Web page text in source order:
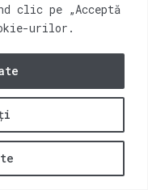
clic pe „Acceptă
urilor.
Cluj-Napoca
0